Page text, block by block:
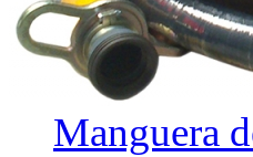
Manguera